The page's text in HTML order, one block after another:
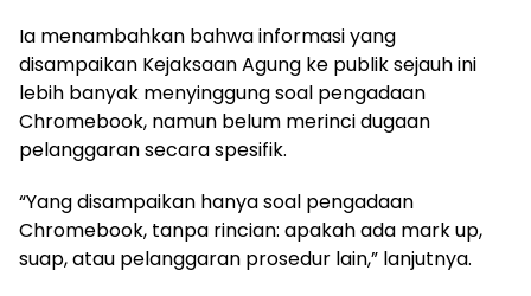
Ia menambahkan bahwa informasi yang
disampaikan Kejaksaan Agung ke publik sejauh ini
lebih banyak menyinggung soal pengadaan
Chromebook, namun belum merinci dugaan
pelanggaran secara spesifik.
“Yang disampaikan hanya soal pengadaan
Chromebook, tanpa rincian: apakah ada mark up,
suap, atau pelanggaran prosedur lain,” lanjutnya.